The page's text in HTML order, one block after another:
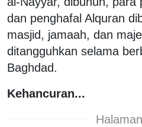
dan penghafal Alquran
masjid, jamaah, dan
ditangguhkan selama
Baghdad.
Kehancuran...